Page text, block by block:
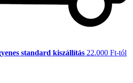
standard kiszállítás 22.000 Ft-tól